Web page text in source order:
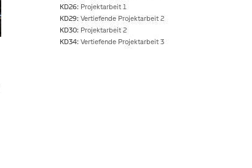
KD26: Projektarbeit 1
KD29: Vertiefende Projektarbeit 2
KD30: Projektarbeit 2
KD34: Vertiefende Projektarbeit 3